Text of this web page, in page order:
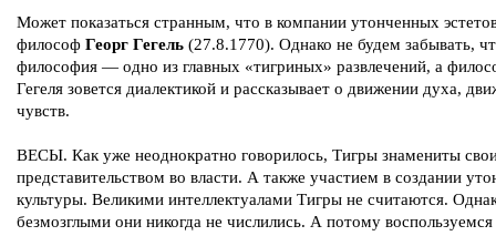
Может показаться странным, что в компании утонченных
философ Георг Гегель (27.8.1770). Однако не будем забывать,
философия — одно из главных «тигриных» развлечений, а
Гегеля зовется диалектикой и рассказывает о движении духа,
чувств.
ВЕСЫ. Как уже неоднократно говорилось, Тигры знамениты
представительством во власти. А также участием в создании
культуры. Великими интеллектуалами Тигры не считаются.
безмозглыми они никогда не числились. А потому